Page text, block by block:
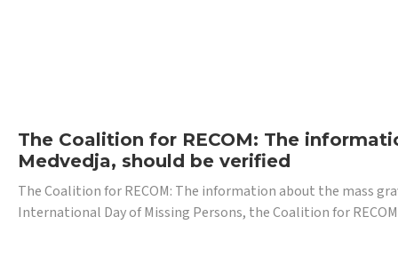
The Coalition for RECOM: The
Medvedja, should be verified
The Coalition for RECOM: The information about the mass
International Day of Missing Persons, the Coalition for